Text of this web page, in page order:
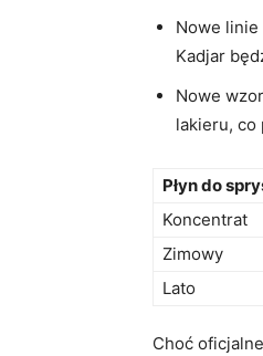
Nowe⁢ linie
Kadjar
Nowe
lakieru,⁢ co
Płyn ​do
Koncentrat
Zimowy
Lato
Choć